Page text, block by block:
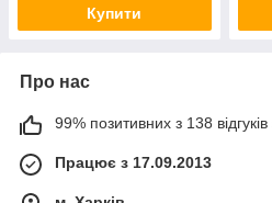
Купити
Про нас
99% позитивних з 138 відгуків
Працює з 17.09.2013